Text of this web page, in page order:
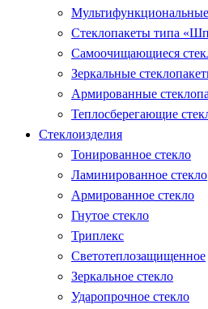
Мультифункциональные
Стеклопакеты типа
Самоочищающиеся
Зеркальные
Армированные
Теплосберегающие
Стеклоизделия
Тонированное стекло
Ламинированное стекло
Армированное стекло
Гнутое стекло
Триплекс
Светотеплозащищенное
Зеркальное стекло
Ударопрочное стекло